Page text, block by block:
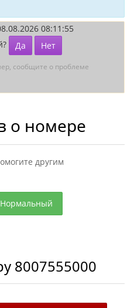
08:11:55
Да Нет
сообщите о проблеме
о номере
другим
Нормальный
8007555000